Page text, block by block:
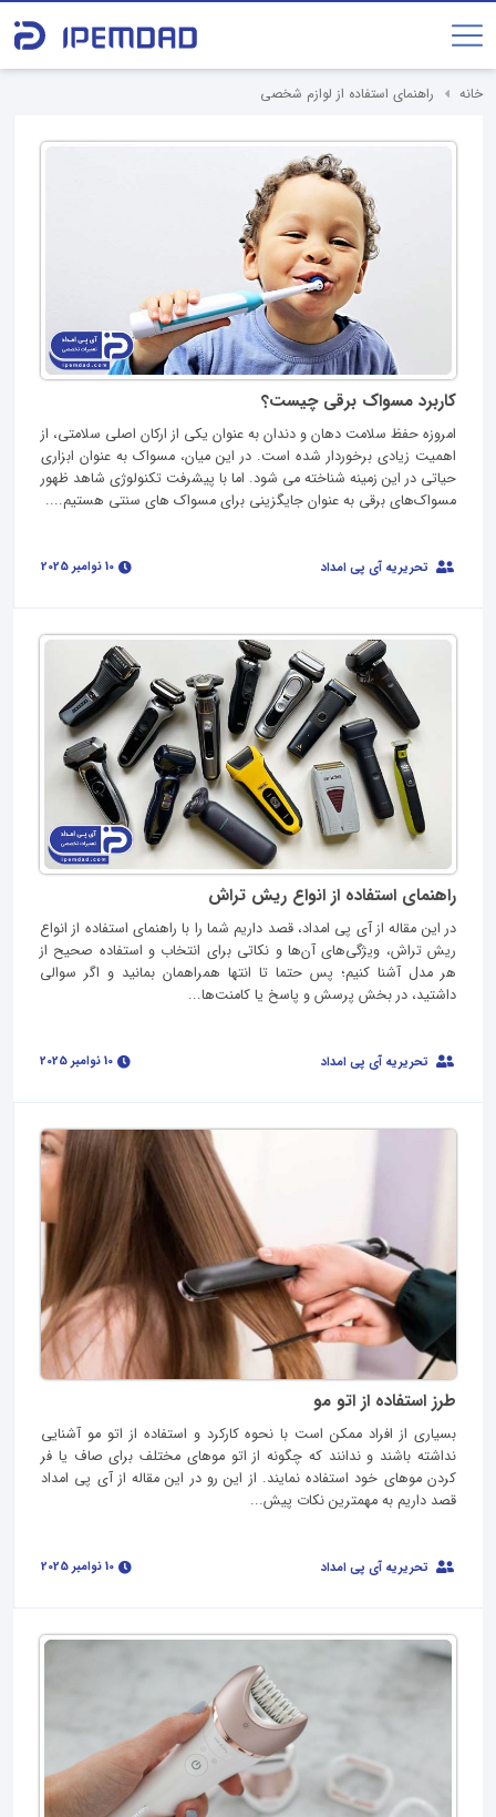
خانه راهنمای استفاده از لوازم شخصی
کاربرد مسواک برقی چیست؟
امروزه حفظ سلامت دهان و دندان به عنوان یکی از ارکان اصلی سلامتی، از
اهمیت زیادی برخوردار شده است. در این میان، مسواک به عنوان ابزاری
حیاتی در این زمینه شناخته می‌ شود. اما با پیشرفت تکنولوژی شاهد ظهور
مسواک‌‌های برقی به عنوان جایگزینی برای مسواک‌ های سنتی هستیم....
تحریریه آی پی امداد
راهنمای استفاده از انواع ریش تراش
در این مقاله از آی پی امداد، قصد داریم شما را با راهنمای استفاده از انواع
ریش تراش، ویژگی‌های آن‌ها و نکاتی برای انتخاب و استفاده‌ صحیح از
هر مدل آشنا کنیم؛ پس حتما تا انتها همراهمان بمانید و اگر سوالی
داشتید، در بخش پرسش و پاسخ یا کامنت‌ها...
تحریریه آی پی امداد
طرز استفاده از اتو مو
بسیاری از افراد ممکن است با نحوه کارکرد و استفاده از اتو مو آشنایی
نداشته باشند و ندانند که چگونه از اتو موهای مختلف برای صاف یا فر
کردن موهای خود استفاده نمایند. از این رو در این مقاله از آی پی امداد
قصد داریم به مهمترین نکات پیش...
تحریریه آی پی امداد